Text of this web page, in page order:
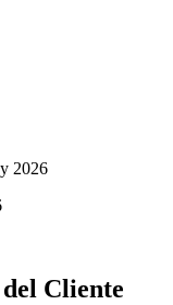
2026
Cliente